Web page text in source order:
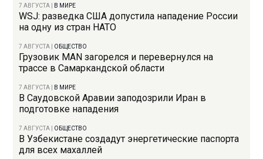
7 АВГУСТА В МИРЕ
WSJ: разведка США допустила нападение России
на одну из стран НАТО
7 АВГУСТА ОБЩЕСТВО
Грузовик MAN загорелся и перевернулся на
трассе в Самаркандской области
7 АВГУСТА В МИРЕ
В Саудовской Аравии заподозрили Иран в
подготовке нападения
7 АВГУСТА ОБЩЕСТВО
В Узбекистане создадут энергетические паспорта
для всех махаллей